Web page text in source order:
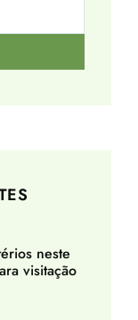
neste
visitação